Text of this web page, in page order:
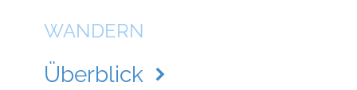
WANDERN
Überblick